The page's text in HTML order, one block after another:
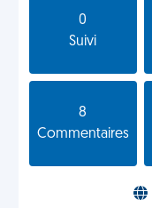
0
Suivi
8
Commentaires